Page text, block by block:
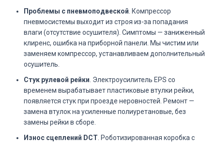
Проблемы с пневмоподвеской . Компрессор
пневмосистемы выходит из строя из-за попадания
влаги (отсутствие осушителя). Симптомы — заниженный
клиренс, ошибка на приборной панели. Мы чистим или
заменяем компрессор, устанавливаем дополнительный
осушитель.
Стук рулевой рейки . Электроусилитель EPS со
временем вырабатывает пластиковые втулки рейки,
появляется стук при проезде неровностей. Ремонт —
замена втулок на усиленные полиуретановые, без
замены рейки в сборе.
Износ сцеплений DCT . Роботизированная коробка с